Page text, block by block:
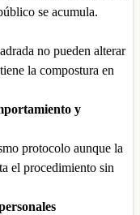
se acumula.
no pueden alterar
la compostura en
y
protocolo aunque la
el procedimiento sin